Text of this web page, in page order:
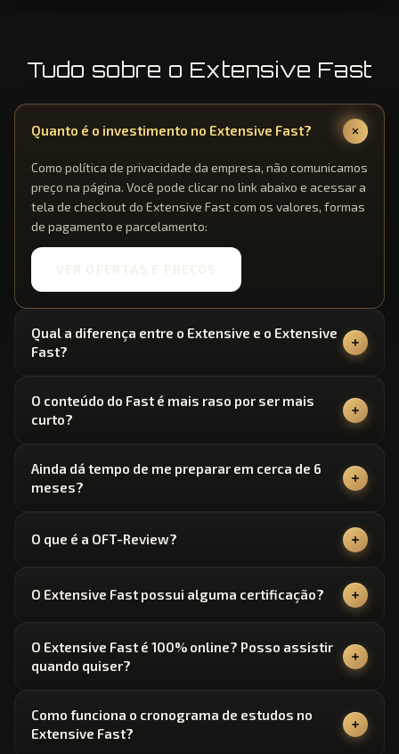
⬢
⬢
⬢
⬢
Tudo sobre o Extensive Fast
Quanto é o investimento no Extensive Fast?
Como política de privacidade da empresa, não comunicamos
preço na página. Você pode clicar no link abaixo e acessar a
tela de checkout do Extensive Fast com os valores, formas
de pagamento e parcelamento:
Qual a diferença entre o Extensive e o Extensive
Fast?
O conteúdo do Fast é mais raso por ser mais
curto?
Ainda dá tempo de me preparar em cerca de 6
meses?
O que é a OFT-Review?
O Extensive Fast possui alguma certificação?
O Extensive Fast é 100% online? Posso assistir
quando quiser?
Como funciona o cronograma de estudos no
Extensive Fast?